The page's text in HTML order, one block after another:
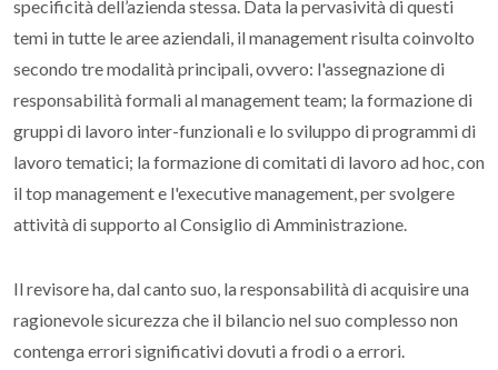
specificità dell’azienda stessa. Data la pervasività di questi
temi in tutte le aree aziendali, ilmanagementrisulta coinvolto
secondo tre modalità principali, ovvero: l'assegnazione di
responsabilità formali almanagement team; laformazione di
gruppi di lavoro inter-funzionalie lo sviluppo di programmi di
lavoro tematici; laformazione di comitati di lavoro ad hoc, con
iltop managemente l'executive management, per svolgere
attività di supporto al Consiglio di Amministrazione.
Il revisore ha, dal canto suo, la responsabilità di acquisire una
ragionevole sicurezza che il bilancio nel suo complesso non
contenga errori significativi dovuti a frodi o a errori.